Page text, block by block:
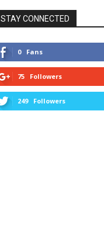
STAY CONNECTED
0 Fans
75 Followers
249 Followers